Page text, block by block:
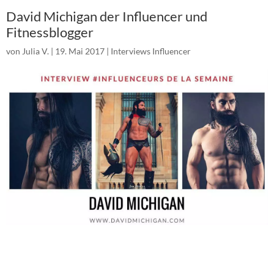
David Michigan der Influencer und
Fitnessblogger
von Julia V. | 19. Mai 2017 | Interviews Influencer